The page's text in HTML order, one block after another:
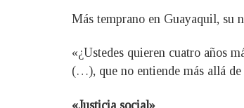
Más temprano en Guayaquil, su
«¿Ustedes quieren cuatro años
(…), que no entiende más allá de
«Justicia social»